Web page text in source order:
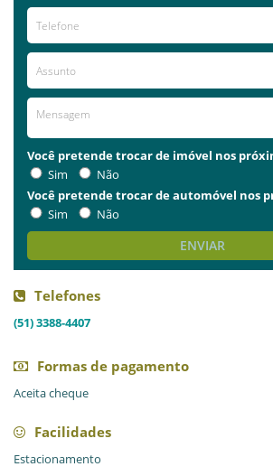
Você pretende trocar de imóvel nos
Sim
Não
Você pretende trocar de automóvel nos
Sim
Não
ENVIAR
Telefones
(51) 3388-4407
Formas de pagamento
Aceita cheque
Facilidades
Estacionamento